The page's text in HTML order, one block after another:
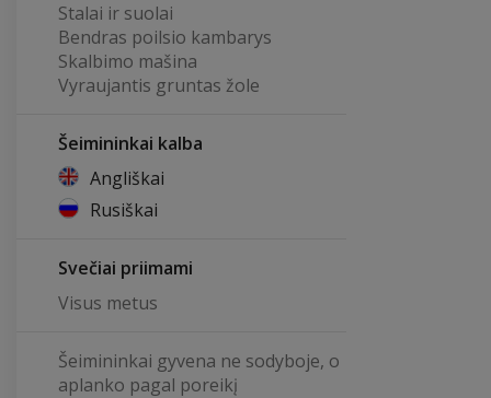
Stalai ir suolai
Bendras poilsio kambarys
Skalbimo mašina
Vyraujantis gruntas žole
Šeimininkai kalba
Angliškai
Rusiškai
Svečiai priimami
Visus metus
Šeimininkai gyvena ne sodyboje, o
aplanko pagal poreikį